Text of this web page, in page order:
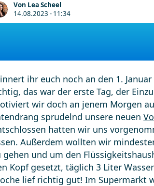
Von Lea Scheel
14.08.2023 - 11:34
ihr euch noch an den 1.
das war der erste Tag, der
wir doch an jenem Morgen
sprudelnd unsere neuen
hatten wir uns
Außerdem wollten wir
gehen und um den
Kopf gesetzt, täglich 3 Liter
lief richtig gut! Im Supermarkt